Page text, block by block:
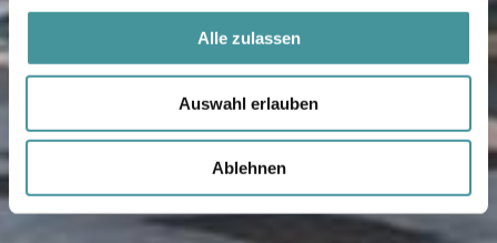
Alle zulassen
Auswahl erlauben
Ablehnen